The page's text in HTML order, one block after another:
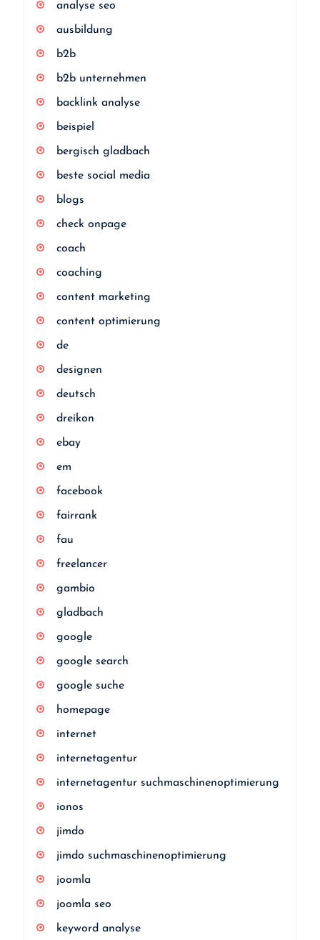
analyse seo
ausbildung
b2b
b2b unternehmen
backlink analyse
beispiel
bergisch gladbach
beste social media
blogs
check onpage
coach
coaching
content marketing
content optimierung
de
designen
deutsch
dreikon
ebay
em
facebook
fairrank
fau
freelancer
gambio
gladbach
google
google search
google suche
homepage
internet
internetagentur
internetagentur suchmaschinenoptimierung
ionos
jimdo
jimdo suchmaschinenoptimierung
joomla
joomla seo
keyword analyse